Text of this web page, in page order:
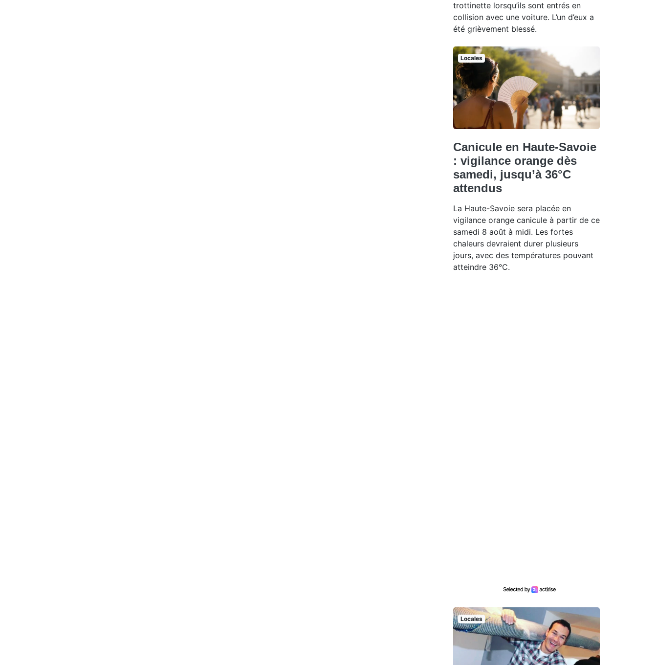
trottinette lorsqu’ils sont entrés en
collision avec une voiture. L’un d’eux a
été grièvement blessé.
Locales
Canicule en Haute-Savoie
: vigilance orange dès
samedi, jusqu’à 36°C
attendus
La Haute-Savoie sera placée en
vigilance orange canicule à partir de ce
samedi 8 août à midi. Les fortes
chaleurs devraient durer plusieurs
jours, avec des températures pouvant
atteindre 36°C.
Locales